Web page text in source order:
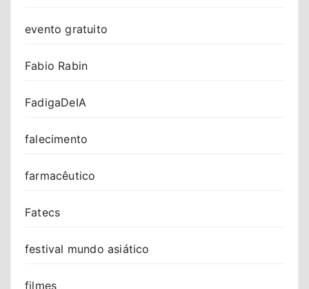
evento gratuito
Fabio Rabin
FadigaDeIA
falecimento
farmacêutico
Fatecs
festival mundo asiático
filmes